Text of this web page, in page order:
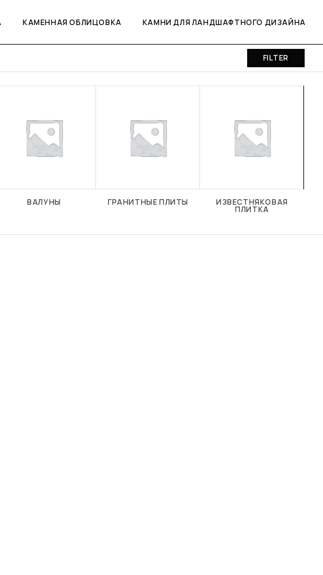
КАМЕННАЯ ОБЛИЦОВКА КАМНИ ДЛЯ ЛАНДШАФТНОГО ДИЗАЙНА
FILTER
ВАЛУНЫ ГРАНИТНЫЕ ПЛИТЫ ИЗВЕСТНЯКОВАЯ
ПЛИТКА